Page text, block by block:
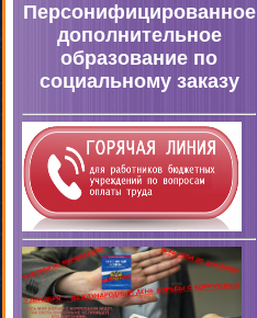
Персонифицированное
дополнительное
образование по
социальному заказу